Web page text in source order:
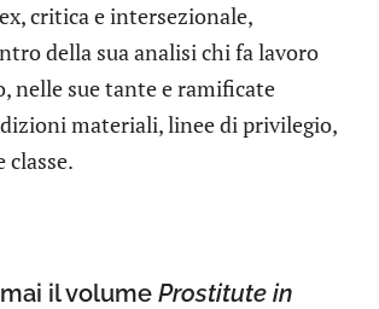
critica e intersezionale,
della sua analisi chi fa lavoro
nelle sue tante e ramificate
materiali, linee di privilegio,
classe.
il volume Prostitute in